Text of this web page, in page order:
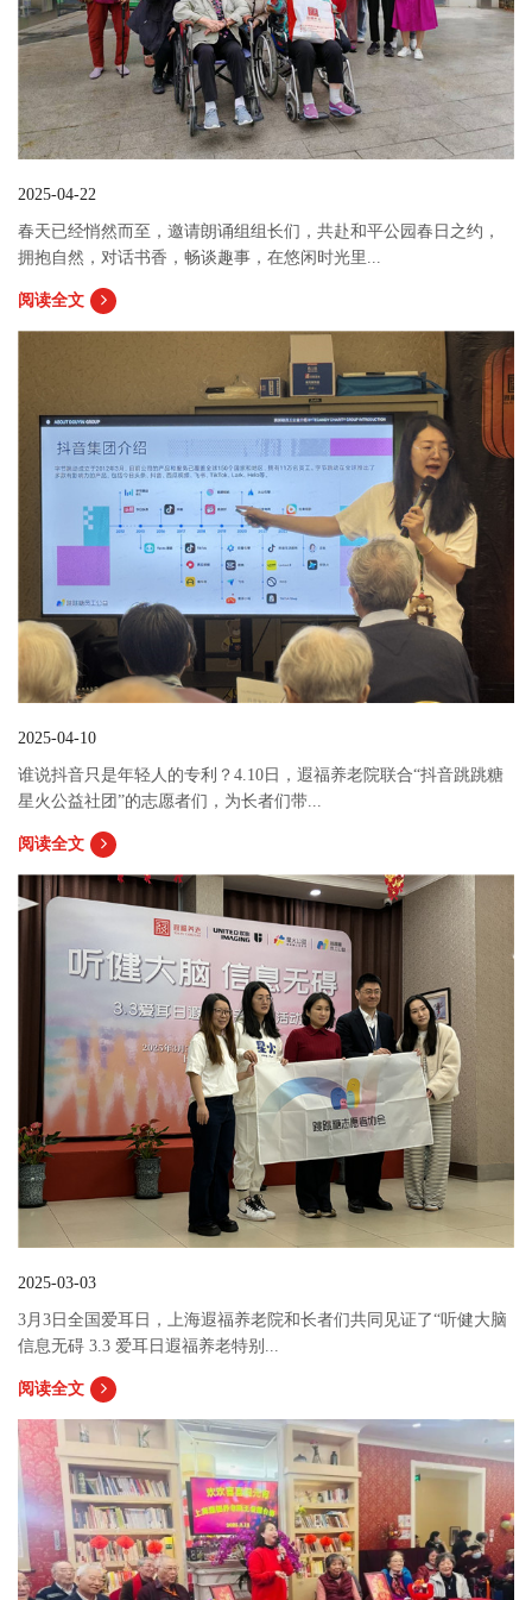
2025-04-22
春天已经悄然而至，邀请朗诵组组长们，共赴和平公园春日之约，
拥抱自然，对话书香，畅谈趣事，在悠闲时光里...
阅读全文
2025-04-10
谁说抖音只是年轻人的专利？4.10日，遐福养老院联合“抖音跳跳糖
星火公益社团”的志愿者们，为长者们带...
阅读全文
2025-03-03
3月3日全国爱耳日，上海遐福养老院和长者们共同见证了“听健大脑
信息无碍 3.3 爱耳日遐福养老特别...
阅读全文